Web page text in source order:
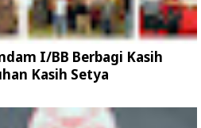
I/BB Berbagi Kasih
Kasih Setya